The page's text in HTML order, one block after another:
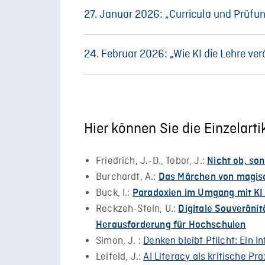
Zur Aufnahme
Michel (Fachhochschule Potsdam)
(HRK/HFD)
Impulsvortrag Digitale Souveränität im
Stabsstelle Strategische Lehrprojekte
27. Januar 2026: „Curricula und
Zur Aufnahme
24. Februar 2026: „Wie KI die Lehre
Zur Aufnahme
Impulsvortrag mit Kathrin Schelling, M.A.
Zur Aufnahme
Hier können Sie die
Friedrich, J.-D., Tobor, J.:Nicht ob,
Burchardt, A.:Das Märchen von
Buck, I.:Paradoxien im Umgang mit
Reckzeh-Stein, U.:Digitale
Herausforderung für Hochschulen
Simon, J. :Denken bleibt Pflicht: Ein
Leifeld, J.:AI Literacy als kritische